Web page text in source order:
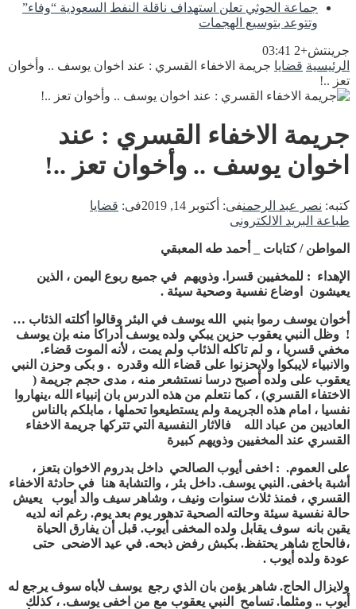
جماعة الحوثي تعلن استهداف ناقلة النفط السعودية “وفاء”
وتتوعد بتوسيع الهجمات
جرينتش+2 03:41
الرئيسية قضايا جريمة الاخفاء القسري : عند اخوان يوسف .. وأخوان
تعز ..!
جريمة الاخفاء القسري : عند
اخوان يوسف .. وأخوان تعز ..!
كتبه: نصر عبد الرحمنفى: أكتوبر 14, 2019 فى: قضايا
طباعة البريد الالكترونى
المواطن / كتابات _ أحمد طه المعبقي
الإهداء : للمخفيين قسرا. وذويهم في جميع ربوع اليمن ، الذين
يعيشون اوضاع نفسية وصحية سيئة .
أخوان يوسف رموا بنبي الله يوسف في البئر وقالوا أكلته الذئاب …
! وظل النبي يعقوب حزين يبكي ولده يوسف أدراكا منه بإن يوسف
مخفي قسريا ، و لم تاكله الذئاب ولم يمت ، لأنه الموت قضاء.
والانبياء لايبكوا ولايحزنوا على قضاء الله وقدره . و بكى وحزن النبي
يعقوب على ولده أصبح درسا نستشعر منه ، مدى حجم جريمة (
الاختفاء القسري) ، كما نتعلم من هذه الدرس بان إنبياء الله ،ينهاروا
نفسيا ، امام هذه الجريمة ولم يستطيعوا تحملها ، مابلكم بالناس
العاديبن من عباد الله فالاثار النفسية التي تتركها جريمة الاخفاء
القسري عند المخفيين وذويهم كبيرة
على العموم. : اخفى أيوب الصالحي داخل بدروم الاخوان بتعز ،
أشبة باخفى. النبي يوسف. داخل بئر ، والتشابة هنا في حادثة الاخفاء
القسري ، فمنذ ثلاث سنوات ونيف ، وشاهر سيف والد أيوب يعيش
حالة نفسية سيئة وحالته الصحية تدهور يوم بعد يوم. رغم انه لديه
يقين بانه سوف يقابل ولده المخفى أيوب. قبل أن يفارق الحياة
،فالحاج شاهر يحتفظ. بكبش رفض ذبحه. في عيد الاضحى حتى
عودة ولده أيوب .
ولايزال الحاج. شاهر يؤمن بان الذي رجع يوسف لأباه سوف يرجع له
أيوب .. ومثلما. تسامح النبي يعقوب مع من اخفى يوسف. ، كذلك